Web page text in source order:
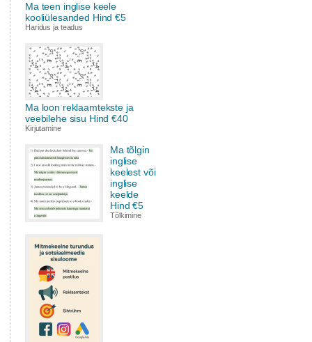
Ma teen inglise keele
kooliülesanded Hind €5
Haridus ja teadus
Ma loon reklaamtekste ja
veebilehe sisu Hind €40
Kirjutamine
Ma tõlgin
inglise
keelest või
inglise
keelde
Hind €5
Tõlkimine